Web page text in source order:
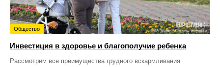
Общество
Инвестиция в здоровье и благополучие ребенка
Рассмотрим все преимущества грудного вскармливания